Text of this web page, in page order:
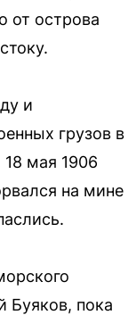
от острова
и
грузов в
мая 1906
на мине
Буяков, пока